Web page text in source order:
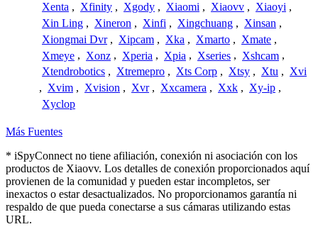
Xenta , Xfinity , Xgody , Xiaomi , Xiaovv , Xiaoyi ,
Xin Ling , Xineron , Xinfi , Xingchuang , Xinsan ,
Xiongmai Dvr , Xipcam , Xka , Xmarto , Xmate ,
Xmeye , Xonz , Xperia , Xpia , Xseries , Xshcam ,
Xtendrobotics , Xtremepro , Xts Corp , Xtsy , Xtu , Xvi
, Xvim , Xvision , Xvr , Xxcamera , Xxk , Xy-ip ,
Xyclop
Más Fuentes
* iSpyConnect no tiene afiliación, conexión ni asociación con los
productos de Xiaovv. Los detalles de conexión proporcionados aquí
provienen de la comunidad y pueden estar incompletos, ser
inexactos o estar desactualizados. No proporcionamos garantía ni
respaldo de que pueda conectarse a sus cámaras utilizando estas
URL.